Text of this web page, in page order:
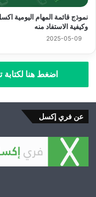
نموذج قائمة المهام اليومية
وكيفية الاستفاد منه
2025-05-09
اضغط هنا
عن فري إكسل